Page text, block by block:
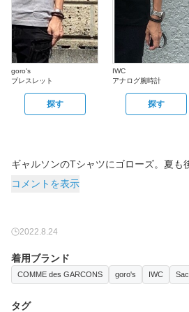
goro's
ブレスレット
探す
IWC
アナログ腕時計
探す
ギャルソンのTシャツにゴローズ。夏も
コメントを表示
2022.8.24
着用ブランド
COMME des GARCONS goro's IWC
タグ